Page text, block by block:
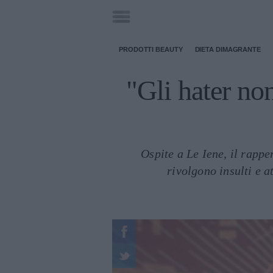
PRODOTTI BEAUTY DIETA DIMAGRANTE
"Gli hater
Ospite a Le Iene, il
rivolgono insulti e